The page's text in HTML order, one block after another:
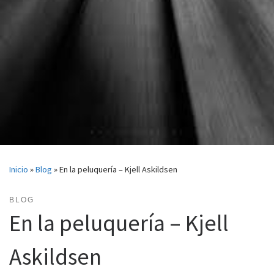
Inicio »Blog »En la peluquería – Kjell Askildsen
BLOG
En la peluquería – Kjell
Askildsen